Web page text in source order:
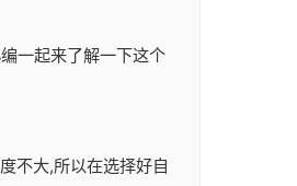
一起来了解一下这个
不大,所以在选择好自